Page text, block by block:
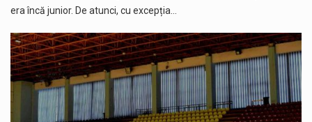
era încă junior. De atunci, cu excepția…